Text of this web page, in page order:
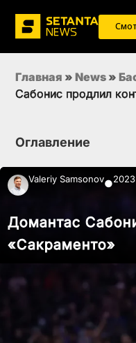
Главная » News »
Сабонис продлил
Оглавление
Valeriy Samsonov●
Домантас
«Сакраменто»